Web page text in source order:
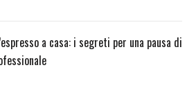
a casa: i segreti per una pausa di